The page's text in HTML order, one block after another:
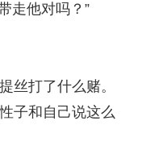
走他对吗？”
丝打了什么赌。
子和自己说这么